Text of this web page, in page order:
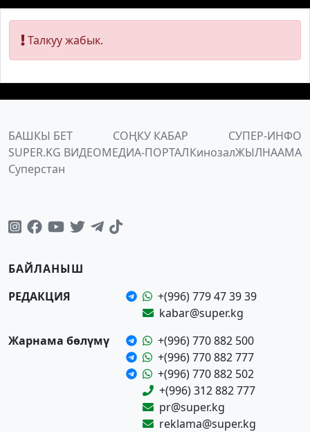
Талкуу жабык.
БАШКЫ БЕТ СОҢКУ КАБАР
СУПЕР-ИНФО
SUPER.KG ВИДЕОМЕДИА-ПОРТАЛКинозалЖЫЛНААМА
Суперстан
БАЙЛАНЫШ
РЕДАКЦИЯ
+(996) 779 47 39 39
kabar@super.kg
Жарнама бөлүмү
+(996) 770 882 500
+(996) 770 882 777
+(996) 770 882 502
+(996) 312 882 777
pr@super.kg
reklama@super.kg